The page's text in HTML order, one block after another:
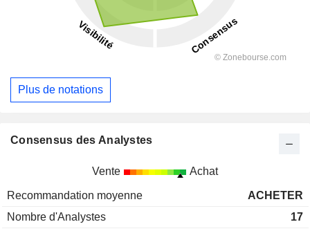
Plus de notations
Consensus des Analystes
Vente Achat
Recommandation moyenne
ACHETER
Nombre d'Analystes
17